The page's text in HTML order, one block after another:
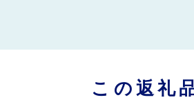
この返礼